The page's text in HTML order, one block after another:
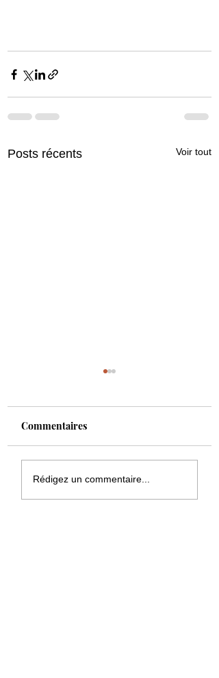
Posts récents Voir tout
ARNAUD VARNIER
Commentaires
Rédigez un commentaire...